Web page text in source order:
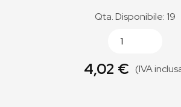
Qta. Disponibile: 19
4,02 € (IVA